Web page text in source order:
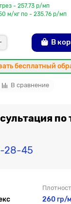
- 257.73 р/мп
м/кг по - 235.76 р/мп
В
бесплатный
В сравнение
по
28-45
260 гр/